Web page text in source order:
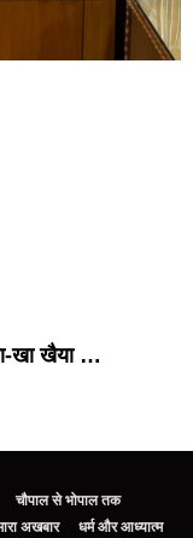
खा खैया …
चौपाल से भोपाल तक
अखबार धर्म और आध्यात्म